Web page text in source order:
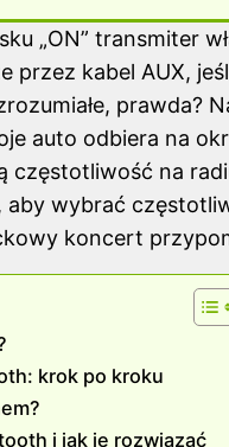
„ON” transmiter
przez kabel AUX,
prawda?
auto odbiera na
częstotliwość na
aby wybrać
koncert
krok po kroku
i jak je rozwiązać